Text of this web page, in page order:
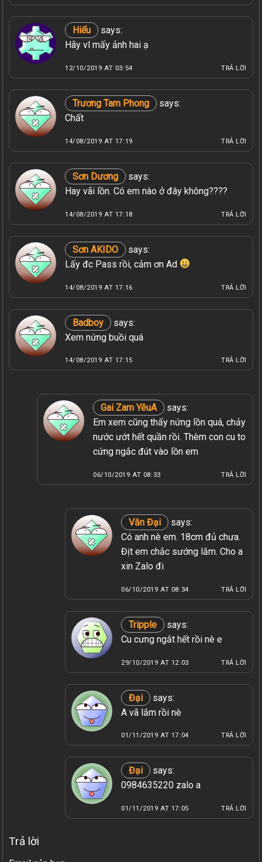
Hiếu
says:
Hãy vl mấy ảnh hai ạ
12/10/2019 AT 03:54 TRẢ LỜI
Trương Tam Phong
says:
Chất
14/08/2019 AT 17:19 TRẢ LỜI
Sơn Dương
says:
Hay vãi lồn. Có em nào ở đây không????
14/08/2019 AT 17:18 TRẢ LỜI
Sơn AKIDO
says:
Lấy đc Pass rồi, cảm ơn Ad
14/08/2019 AT 17:16 TRẢ LỜI
Badboy
says:
Xem nứng buồi quá
14/08/2019 AT 17:15 TRẢ LỜI
Gai Zam YêuA
says:
Em xem cũng thấy nứng lồn quá, chảy
nước ướt hết quần rồi. Thèm con cu to
cứng ngắc đút vào lồn em
06/10/2019 AT 08:33 TRẢ LỜI
Văn Đại
says:
Có anh nè em. 18cm đủ chưa.
Địt em chắc sướng lắm. Cho a
xin Zalo đi
06/10/2019 AT 08:34 TRẢ LỜI
Tripple
says:
Cu cưng ngắt hết rồi nè e
29/10/2019 AT 12:03 TRẢ LỜI
Đại
says:
A vã lắm rồi nè
01/11/2019 AT 17:04 TRẢ LỜI
Đại
says:
0984635220 zalo a
01/11/2019 AT 17:05 TRẢ LỜI
Trả lời